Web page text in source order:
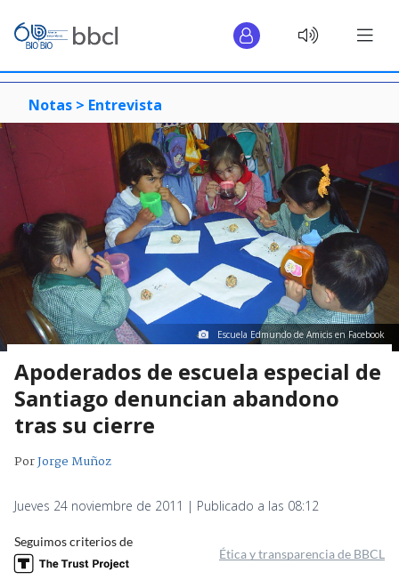
Notas > Entrevista
Escuela Edmundo de Amicis en Facebook
Apoderados de escuela especial de
Santiago denuncian abandono
tras su cierre
PorJorge Muñoz
Jueves 24 noviembre de 2011 | Publicado a las 08:12
Seguimos criterios de
Ética y transparencia de BBCL